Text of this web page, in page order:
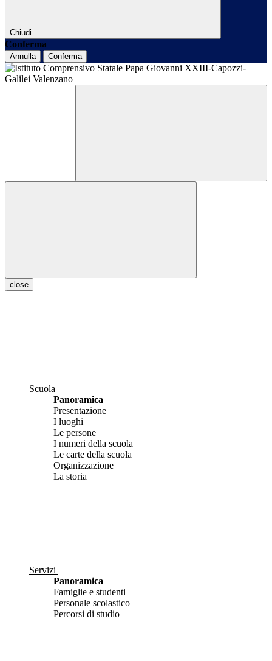
Chiudi
Conferma
Annulla Conferma
close
Scuola
Panoramica
Presentazione
I luoghi
Le persone
I numeri della scuola
Le carte della scuola
Organizzazione
La storia
Servizi
Panoramica
Famiglie e studenti
Personale scolastico
Percorsi di studio